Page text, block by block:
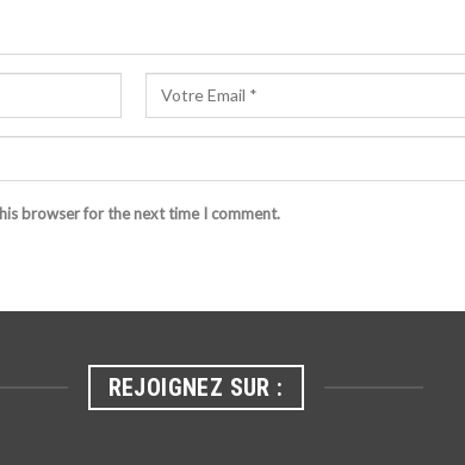
browser for the next time I comment.
REJOIGNEZ SUR :